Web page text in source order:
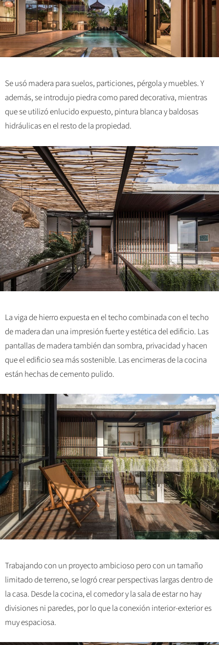
Se usó madera para suelos, particiones, pérgola y muebles. Y
además, se introdujo piedra como pared decorativa, mientras
que se utilizó enlucido expuesto, pintura blanca y baldosas
hidráulicas en el resto de la propiedad.
La viga de hierro expuesta en el techo combinada con el techo
de madera dan una impresión fuerte y estética del edificio. Las
pantallas de madera también dan sombra, privacidad y hacen
que el edificio sea más sostenible. Las encimeras de la cocina
están hechas de cemento pulido.
Trabajando con un proyecto ambicioso pero con un tamaño
limitado de terreno, se logró crear perspectivas largas dentro de
la casa. Desde la cocina, el comedor y la sala de estar no hay
divisiones ni paredes, por lo que la conexión interior-exterior es
muy espaciosa.